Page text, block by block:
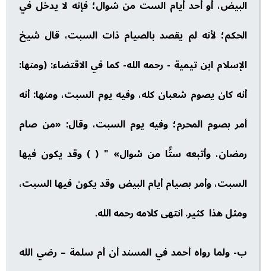
البيض، أو أحد أيام الست من شوال؛ فإنه لا يدخل في
الحكم؛ لأنه لم يقصد بالصيام ذات السبت، قال شيخ
الإسلام ابن تيمية - رحمه الله- كما في الاقتضاء: (ومنها:
أنه كان يصوم شعبان كله، وفيه يوم السبت، ومنها: أنه
أمر بصوم المحرم؛ وفيه يوم السبت، وقال: «من صام
رمضان، وأتبعه ستًّا من شوال» " ( ) وقد يكون فيها
السبت، وأمر بصيام أيام البيض وقد يكون فيها السبت،
ومثل هذا كثير. انتهى كلامه رحمه الله.
ب- ولما رواه أحمد في المسند أن أم سلمة – رضي الله